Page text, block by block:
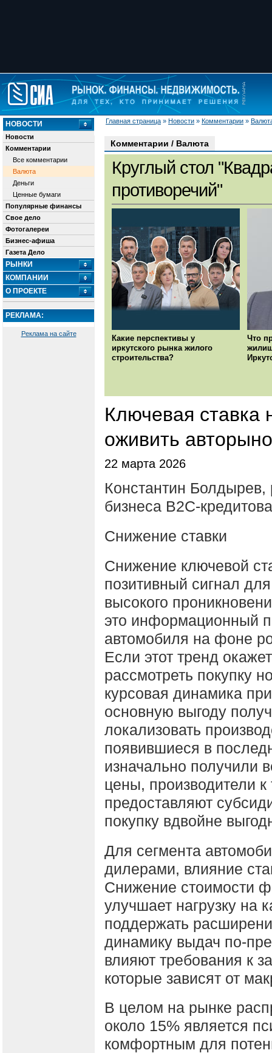
Главная страница » Новости » Комментарии »
НОВОСТИ
Новости
Комментарии
Все комментарии
Валюта
Деньги
Ценные бумаги
Популярные финансы
Свое дело
Фотогалереи
Бизнес-афиша
Газета Дело
РЫНКИ
КОМПАНИИ
О ПРОЕКТЕ
РЕКЛАМА:
Реклама на сайте
Комментарии / Валюта
Круглый стол
противоречий"
Какие перспективы у
иркутского рынка жилого
строительства?
Что
Ключевая ставка
оживить
22 марта 2026
Константин Болдырев,
бизнеса B2C-
Снижение ставки
Снижение ключевой
позитивный сигнал
высокого
это информационный
автомобиля на фоне
Если этот тренд
рассмотреть покупку
курсовая динамика
основную выгоду
локализовать
появившиеся в
изначально получили
цены, производители
предоставляют
покупку вдвойне
Для сегмента
дилерами, влияние
Снижение стоимости
улучшает нагрузку на
поддержать
динамику выдач по-
влияют требования к
которые зависят от
В целом на рынке
около 15% является
комфортным для